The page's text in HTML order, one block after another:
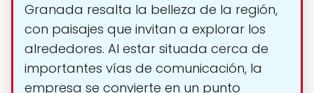
Granada resalta la belleza de la región,
con paisajes que invitan a explorar los
alrededores. Al estar situada cerca de
importantes vías de comunicación, la
empresa se convierte en un punto